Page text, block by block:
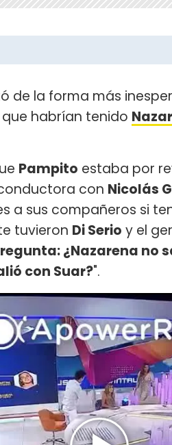
de la forma más
habrían tenido
Pampito estaba por
con Nicolás
a sus compañeros si
tuvieron Di Serio y el
¿Nazarena no
con Suar?".